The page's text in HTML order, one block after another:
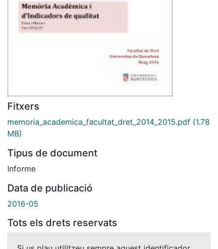
Fitxers
memoria_academica_facultat_dret_2014_2015.pdf (1.78
MB)
Tipus de document
Informe
Data de publicació
2016-05
Tots els drets reservats